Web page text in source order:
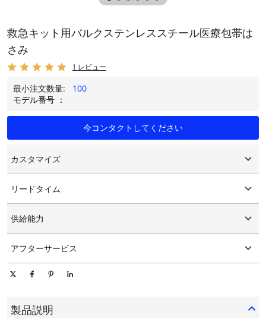
救急キット用バルクステンレススチール医療包帯は
さみ
1 レビュー
最小注文数量:
100
モデル番号 ：
今コンタクトしてください
カスタマイズ
カスタマイズされたパッケージング
リードタイム
供給能力
アフターサービス
製品説明